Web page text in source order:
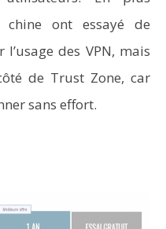
ont essayé de
des VPN, mais
de Trust Zone, car
sans effort.